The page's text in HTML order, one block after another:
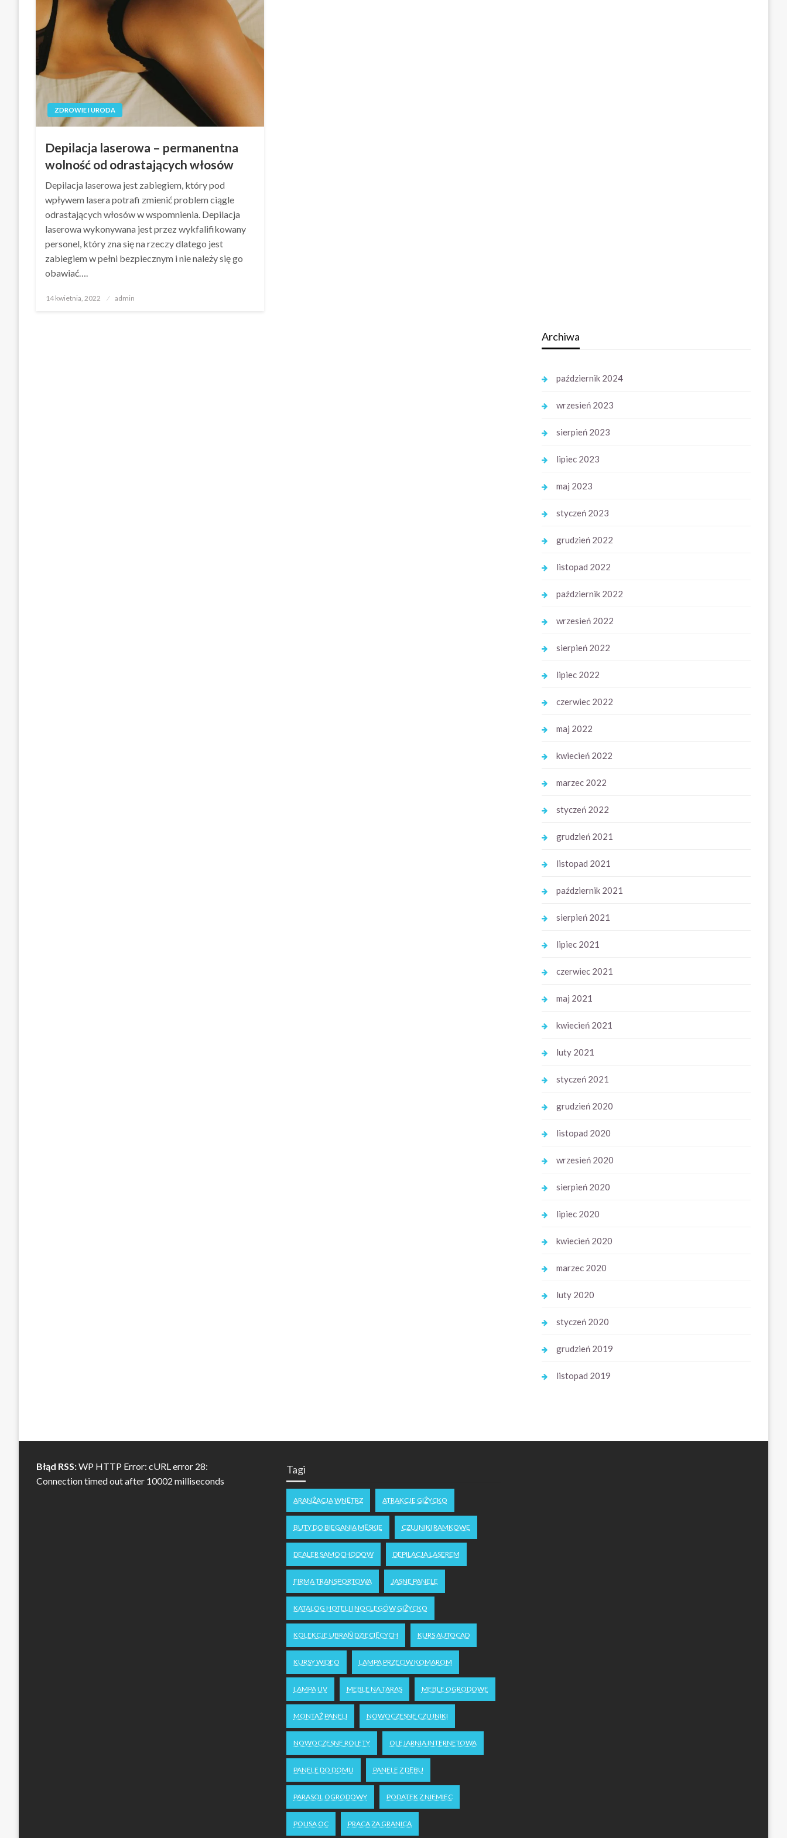
ZDROWIE I URODA
Depilacja laserowa – permanentna
wolność od odrastających włosów
Depilacja laserowa jest zabiegiem, który pod
wpływem lasera potrafi zmienić problem ciągle
odrastających włosów w wspomnienia. Depilacja
laserowa wykonywana jest przez wykfalifikowany
personel, który zna się na rzeczy dlatego jest
zabiegiem w pełni bezpiecznym i nie należy się go
obawiać….
Opublikowane
14 kwietnia, 2022 admin
Archiwa
październik 2024
wrzesień 2023
sierpień 2023
lipiec 2023
maj 2023
styczeń 2023
grudzień 2022
listopad 2022
październik 2022
wrzesień 2022
sierpień 2022
lipiec 2022
czerwiec 2022
maj 2022
kwiecień 2022
marzec 2022
styczeń 2022
grudzień 2021
listopad 2021
październik 2021
sierpień 2021
lipiec 2021
czerwiec 2021
maj 2021
kwiecień 2021
luty 2021
styczeń 2021
grudzień 2020
listopad 2020
wrzesień 2020
sierpień 2020
lipiec 2020
kwiecień 2020
marzec 2020
luty 2020
styczeń 2020
grudzień 2019
listopad 2019
Błąd RSS:WP HTTP Error: cURL error 28:
Connection timed out after 10002 milliseconds
Tagi
ARANŻACJA WNĘTRZ ATRAKCJE GIŻYCKO
BUTY DO BIEGANIA MĘSKIE CZUJNIKI RAMKOWE
DEALER SAMOCHODOW DEPILACJA LASEREM
FIRMA TRANSPORTOWA JASNE PANELE
KATALOG HOTELI I NOCLEGÓW GIŻYCKO
KOLEKCJE UBRAŃ DZIECIĘCYCH KURS AUTOCAD
KURSY WIDEO LAMPA PRZECIW KOMAROM
LAMPA UV MEBLE NA TARAS MEBLE OGRODOWE
MONTAŻ PANELI NOWOCZESNE CZUJNIKI
NOWOCZESNE ROLETY OLEJARNIA INTERNETOWA
PANELE DO DOMU PANELE Z DĘBU
PARASOL OGRODOWY PODATEK Z NIEMIEC
POLISA OC PRACA ZA GRANICĄ